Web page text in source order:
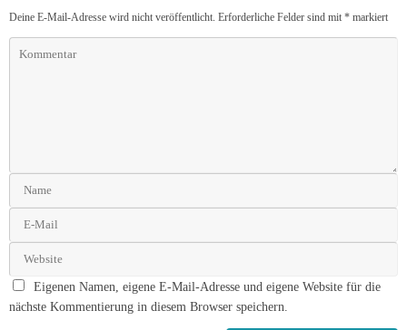
Deine E-Mail-Adresse wird nicht veröffentlicht. Erforderliche Felder sind mit * markiert
Eigenen Namen, eigene E-Mail-Adresse und eigene Website für die
nächste Kommentierung in diesem Browser speichern.